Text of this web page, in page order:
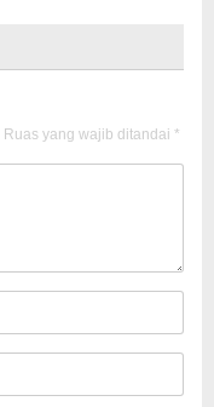
Ruas yang wajib ditandai *